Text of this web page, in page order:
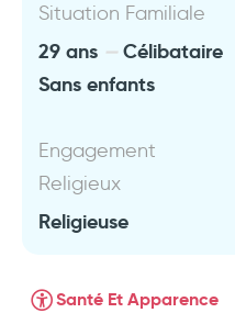
Situation Familiale
29 ans
Célibataire
Sans enfants
Engagement
Religieux
Religieuse
Santé Et Apparence